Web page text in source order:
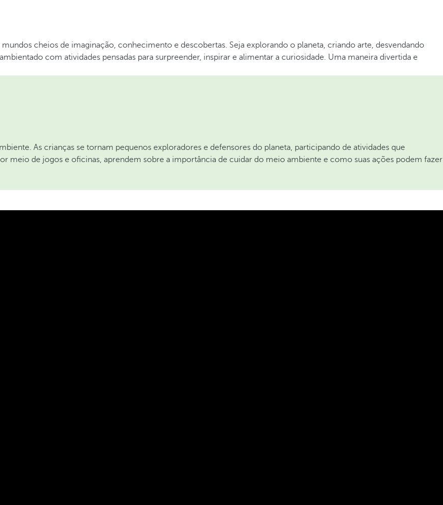
cheios de imaginação, conhecimento e descobertas. Seja explorando o planeta, criando arte, desvendando
com atividades pensadas para surpreender, inspirar e alimentar a curiosidade. Uma maneira divertida e
As crianças se tornam pequenos exploradores e defensores do planeta, participando de atividades que
meio de jogos e oficinas, aprendem sobre a importância de cuidar do meio ambiente e como suas ações podem fazer